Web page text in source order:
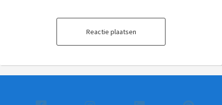
Reactie plaatsen